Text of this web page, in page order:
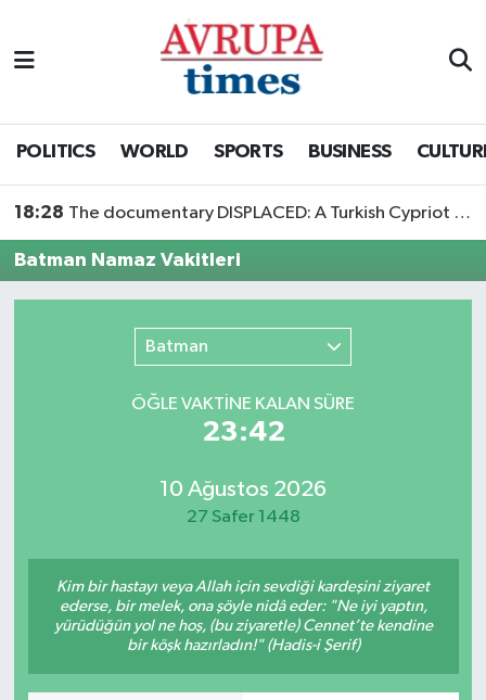
POLITICS WORLD SPORTS BUSINESS
18:28 The documentary DISPLACED: A Turkish Cypriot Story is now available to watch
Batman Namaz Vakitleri
Batman
ÖĞLE VAKTİNE KALAN SÜRE
23:42
10 Ağustos 2026
27 Safer 1448
Kim bir hastayı veya Allah için sevdiği kardeşini ziyaret
ederse, bir melek, ona şöyle nidâ eder: "Ne iyi yaptın,
yürüdüğün yol ne hoş, (bu ziyaretle) Cennet’te kendine
bir köşk hazırladın!" (Hadis-i Şerif)
Nöbetçi Eczaneler
Süper Lig Puan Durumu ve Fikstür
Son Dakika Haberleri